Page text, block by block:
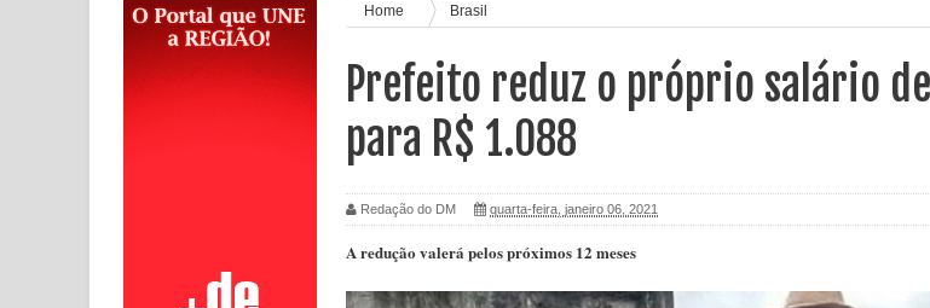
Home Brasil
Prefeito reduz o próprio salário
para R$ 1.088
Redação do DM quarta-feira, janeiro 06, 2021
A redução valerá pelos próximos 12 meses